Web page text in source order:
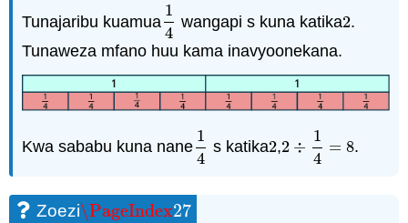
Tunajaribu kuamua
1
4
14 wangapi s kuna katika2
2.
Tunaweza mfano huu kama inavyoonekana.
Kwa sababu kuna nane
1
4
14 s katika2
2,2 ÷
1
4
= 8
2 ÷1 4= 8 .
Zoezi\PageIndex27
\PageIndex27